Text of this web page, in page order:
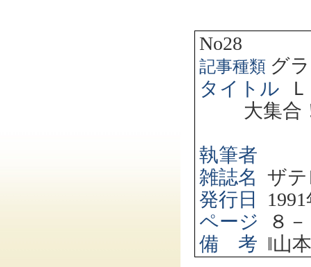
No28
記事種類 グ
タイトル
大集
執筆者
雑誌名 ザ
発行日
1991
ページ
８
備 考 ‖山